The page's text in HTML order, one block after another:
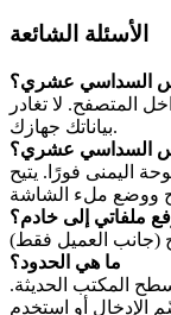
الأسئلة الشائعة
السداسي عشري؟
المتصفح. لا تغادر
بياناتك جهازك.
السداسي عشري؟
اليمنى فورًا. يتيح
ملفاتي إلى خادم؟
ما هي الحدود؟
المكتب الحديثة.